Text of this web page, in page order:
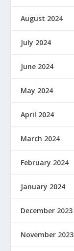
August 2024
July 2024
June 2024
May 2024
April 2024
March 2024
February 2024
January 2024
December 2023
November 2023